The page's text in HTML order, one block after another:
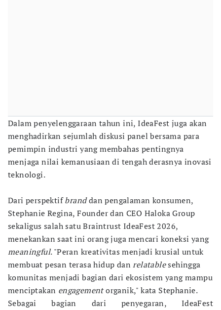
Dalam penyelenggaraan tahun ini, IdeaFest juga akan
menghadirkan sejumlah diskusi panel bersama para
pemimpin industri yang membahas pentingnya
menjaga nilai kemanusiaan di tengah derasnya inovasi
teknologi.
Dari perspektifbranddan pengalaman konsumen,
Stephanie Regina, Founder dan CEO Haloka Group
sekaligus salah satu Braintrust IdeaFest 2026,
menekankan saat ini orang juga mencari koneksi yang
meaningful. "Peran kreativitas menjadi krusial untuk
membuat pesan terasa hidup danrelatablesehingga
komunitas menjadi bagian dari ekosistem yang mampu
menciptakan engagementorganik," kata Stephanie.
Sebagai bagian dari penyegaran, IdeaFest